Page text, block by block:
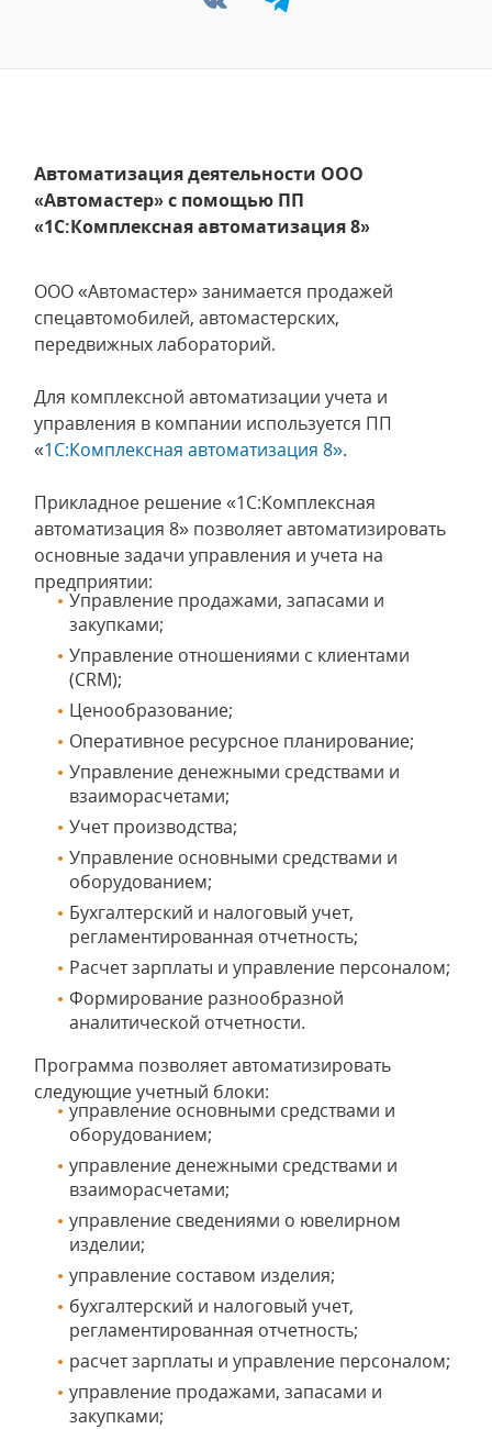
Автоматизация деятельности ООО
«Автомастер» с помощью ПП
«1С:Комплексная автоматизация 8»
ООО «Автомастер» занимается продажей
спецавтомобилей, автомастерских,
передвижных лабораторий.
Для комплексной автоматизации учета и
управления в компании используется ПП
«1С:Комплексная автоматизация 8».
Прикладное решение «1С:Комплексная
автоматизация 8» позволяет автоматизировать
основные задачи управления и учета на
предприятии:
Управление продажами, запасами и
закупками;
Управление отношениями с клиентами
(CRM);
Ценообразование;
Оперативное ресурсное планирование;
Управление денежными средствами и
взаиморасчетами;
Учет производства;
Управление основными средствами и
оборудованием;
Бухгалтерский и налоговый учет,
регламентированная отчетность;
Расчет зарплаты и управление персоналом;
Формирование разнообразной
аналитической отчетности.
Программа позволяет автоматизировать
следующие учетный блоки:
управление основными средствами и
оборудованием;
управление денежными средствами и
взаиморасчетами;
управление сведениями о ювелирном
изделии;
управление составом изделия;
бухгалтерский и налоговый учет,
регламентированная отчетность;
расчет зарплаты и управление персоналом;
управление продажами, запасами и
закупками;